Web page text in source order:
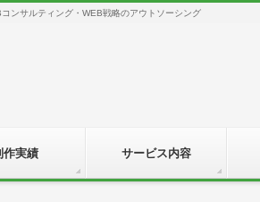
ンサルティング・WEB戦略のアウトソーシング
作実績 サービス内容